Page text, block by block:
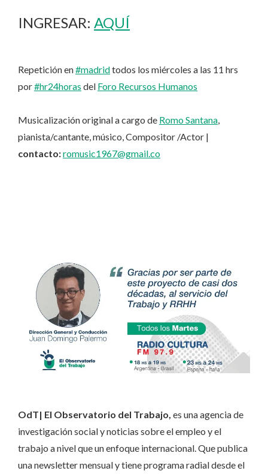
INGRESAR: AQUÍ
Repetición en#madridtodos los miércoles a las 11 hrs
por#hr24horas del Foro Recursos Humanos
Musicalización original a cargo de Romo Santana,
pianista/cantante, músico, Compositor /Actor |
contacto:romusic1967@gmail.co
OdT| El Observatorio del Trabajo, es una agencia de
investigación social y noticias sobre el empleo y el
trabajo a nivel que un enfoque internacional. Que publica
una newsletter mensual y tiene programa radial desde el